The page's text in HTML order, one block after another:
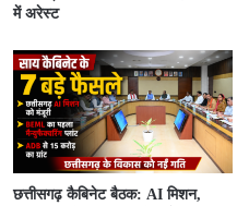
में अरेस्ट
छत्तीसगढ़ कैबिनेट बैठक: AI मिशन,